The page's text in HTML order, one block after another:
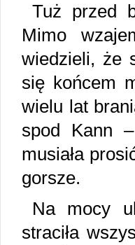
Tuż przed
Mimo
wiedzieli, że
się końcem
wielu lat
spod Kann
musiała
gorsze.
Na mocy
straciła